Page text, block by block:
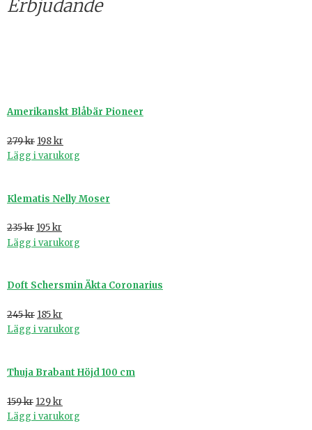
Erbjudande
Amerikanskt Blåbär Pioneer
279kr 198kr
Lägg i varukorg
Klematis Nelly Moser
235kr 195kr
Lägg i varukorg
Doft Schersmin Äkta Coronarius
245kr 185kr
Lägg i varukorg
Thuja Brabant Höjd 100 cm
159kr 129kr
Lägg i varukorg